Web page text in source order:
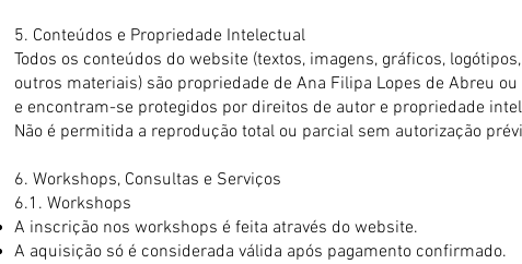
5. Conteúdos e Propriedade Intelectual
Todos os conteúdos do website (textos, imagens, gráficos,
outros materiais) são propriedade de Ana Filipa Lopes de Abreu
e encontram-se protegidos por direitos de autor e propriedade
Não é permitida a reprodução total ou parcial sem autorização
6. Workshops, Consultas e Serviços
6.1. Workshops
A inscrição nos workshops é feita através do website.
A aquisição só é considerada válida após pagamento confirmado.